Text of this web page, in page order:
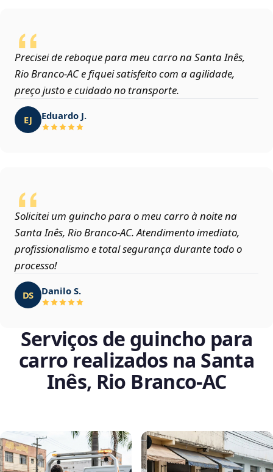
Precisei de reboque para meu carro na Santa Inês,
Rio Branco‑AC e fiquei satisfeito com a agilidade,
preço justo e cuidado no transporte.
EJ Eduardo J.
Solicitei um guincho para o meu carro à noite na
Santa Inês, Rio Branco‑AC. Atendimento imediato,
profissionalismo e total segurança durante todo o
processo!
DS Danilo S.
Serviços de guincho para
carro realizados na Santa
Inês, Rio Branco‑AC